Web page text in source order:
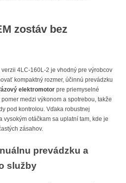
zostáv bez
verzii 4LC-160L-2 je vhodný pre výrobcov
kompaktný rozmer, účinnú prevádzku
elektromotor pre priemyselné
medzi výkonom a spotrebou, takže
pod kontrolou. Vďaka robustnej
vysokým otáčkam sa uplatní tam, kde je
zásahov.
prevádzku a
služby